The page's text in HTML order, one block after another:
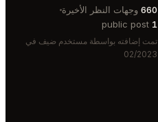
660 وجهات النظر الأخيرة
1
تمت إضافته بواسطة مستخدم ضيف في
02/2023